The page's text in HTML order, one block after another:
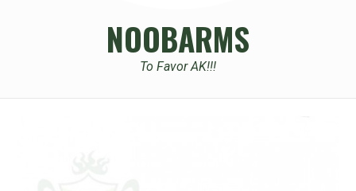
NOOBARMS
To Favor AK!!!